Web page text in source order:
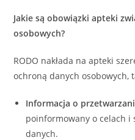
Jakie są obowiązki apteki
osobowych?
RODO nakłada na apteki
ochroną danych osobowych,
Informacja o
poinformowany o celach i
danych.